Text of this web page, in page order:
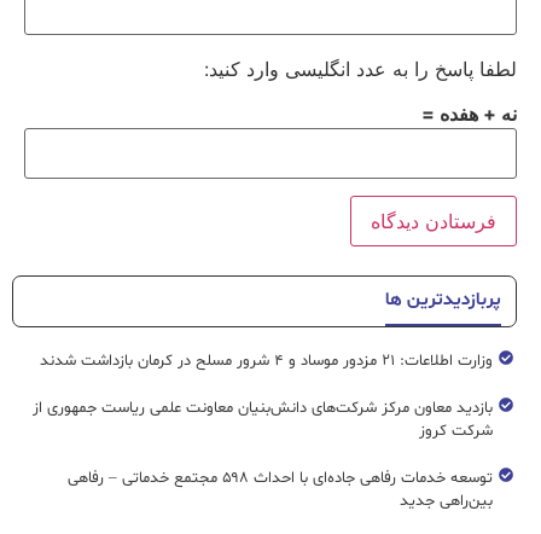
لطفا پاسخ را به عدد انگلیسی وارد کنید:
نه + هفده =
پربازدیدترین ها
وزارت اطلاعات: ۲۱ مزدور موساد و ۴ شرور مسلح در کرمان بازداشت شدند
بازدید معاون مرکز شرکت‌های دانش‌بنیان معاونت علمی ریاست جمهوری از
شرکت کروز
توسعه خدمات رفاهی جاده‌ای با احداث ۵۹۸ مجتمع خدماتی – رفاهی
بین‌راهی جدید